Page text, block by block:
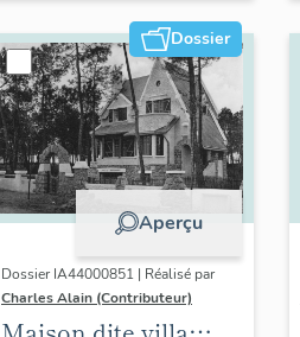
Dossier
Aperçu
Dossier IA44000851 | Réalisé par
Charles Alain (Contributeur)